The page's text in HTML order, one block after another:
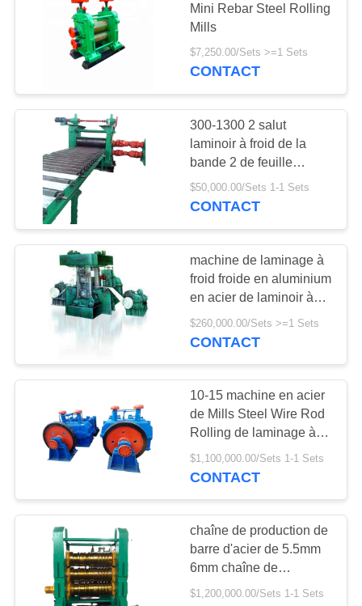
Mini Rebar Steel Rolling
Mills
$7,250.00/Sets >=1 Sets
CONTACT
300-1300 2 salut
laminoir à froid de la
bande 2 de feuille
d'avance salut
$50,000.00/Sets 1-1 Sets
CONTACT
machine de laminage à
froid froide en aluminium
en acier de laminoir à
froid des prix de moulin
$260,000.00/Sets >=1 Sets
CONTACT
10-15 machine en acier
de Mills Steel Wire Rod
Rolling de laminage à
chaud de chute de fer de
t/h
$1,100,000.00/Sets 1-1 Sets
CONTACT
chaîne de production de
barre d'acier de 5.5mm
6mm chaîne de
production de laminoir à
$1,200,000.00/Sets 1-1 Sets